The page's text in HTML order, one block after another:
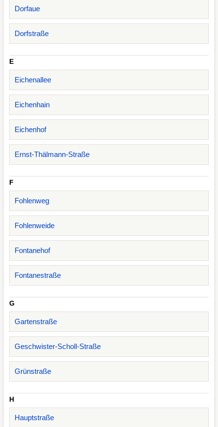
Dorfaue
Dorfstraße
E
Eichenallee
Eichenhain
Eichenhof
Ernst-Thälmann-Straße
F
Fohlenweg
Fohlenweide
Fontanehof
Fontanestraße
G
Gartenstraße
Geschwister-Scholl-Straße
Grünstraße
H
Hauptstraße